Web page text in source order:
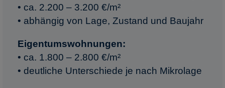
• ca. 2.200 – 3.200 €/m²
• abhängig von Lage, Zustand und Baujahr
Eigentumswohnungen:
• ca. 1.800 – 2.800 €/m²
• deutliche Unterschiede je nach Mikrolage